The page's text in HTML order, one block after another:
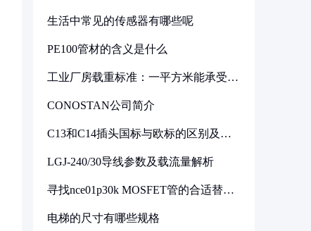
生活中常见的传感器有哪些呢
PE100管材的含义是什么
工业厂房载重标准：一平方米能承受多
CONOSTAN公司简介
C13和C14插头国标与欧标的区别及其
LGJ-240/30导线参数及载流量解析
寻找nce01p30k MOSFET管的合适替代
电梯的尺寸有哪些规格